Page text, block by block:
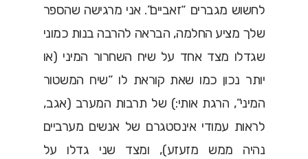
לחשוש מגברים “זאביים”. אני מרגישה שהספר
שלך מציע החלמה, הבראה להרבה בנות כמוני
שגדלו מצד אחד על שיח השחרור המיני (או
יותר נכון כמו שאת קוראת לו “שיח המשטור
המיני”, הרגת אותי:) של תרבות המערב (אגב,
לראות עמודי אינסטגרם של אנשים מערביים
נהיה ממש מזעזע), ומצד שני גדלו על